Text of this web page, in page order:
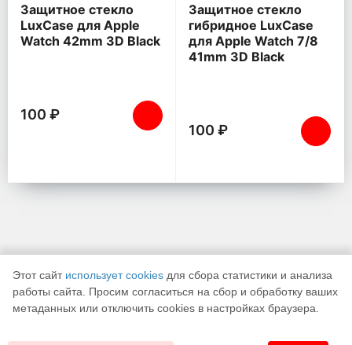
Защитное стекло
LuxCase для Apple
Watch 42mm 3D Black
100 ₽
Защитное стекло
гибридное LuxCase
для Apple Watch 7/8
41mm 3D Black
100 ₽
К началу страницы
Этот сайт использует cookies для сбора статистики и анализа
работы сайта. Просим согласиться на сбор и обработку ваших
метаданных или отключить cookies в настройках браузера.